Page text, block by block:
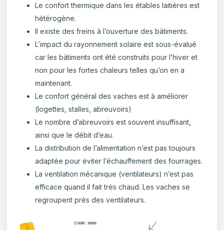
Le confort thermique dans les étables laitières est
hétérogène.
Il existe des freins à l’ouverture des bâtiments.
L’impact du rayonnement solaire est sous-évalué
car les bâtiments ont été construits pour l’hiver et
non pour les fortes chaleurs telles qu’on en a
maintenant.
Le confort général des vaches est à améliorer
(logettes, stalles, abreuvoirs)
Le nombre d’abreuvoirs est souvent insuffisant,
ainsi que le débit d’eau.
La distribution de l’alimentation n’est pas toujours
adaptée pour éviter l’échauffement des fourrages.
La ventilation mécanique (ventilateurs) n’est pas
efficace quand il fait très chaud. Les vaches se
regroupent près des ventilateurs.